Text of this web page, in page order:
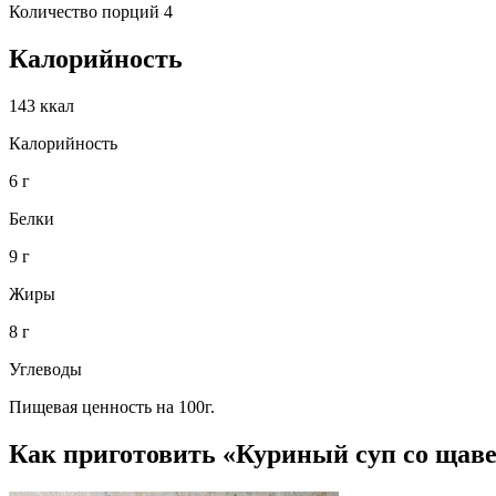
Количество порций 4
Калорийность
143 ккал
Калорийность
6 г
Белки
9 г
Жиры
8 г
Углеводы
Пищевая ценность на 100г.
Как приготовить «Куриный суп со